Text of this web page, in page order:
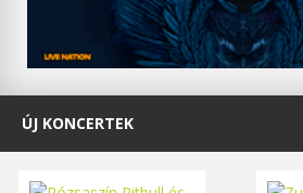
ÚJ KONCERTEK